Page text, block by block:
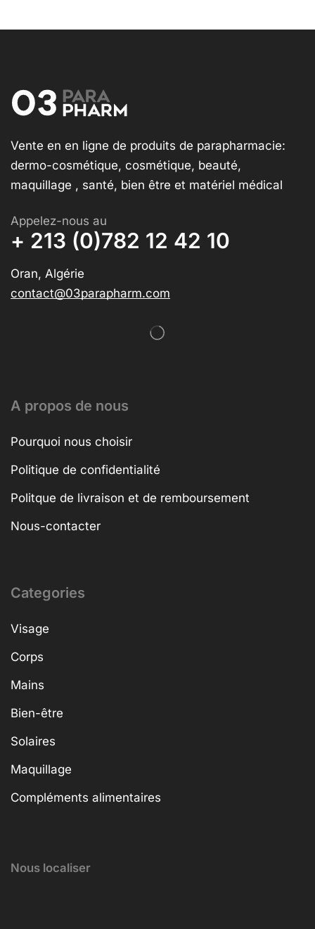
Vente en en ligne de produits de parapharmacie:
dermo-cosmétique, cosmétique, beauté,
maquillage , santé, bien être et matériel médical
Appelez-nous au
+ 213 (0)782 12 42 10
Oran, Algérie
contact@03parapharm.com
A propos de nous
Pourquoi nous choisir
Politique de confidentialité
Politque de livraison et de remboursement
Nous-contacter
Categories
Visage
Corps
Mains
Bien-être
Solaires
Maquillage
Compléments alimentaires
Nous localiser